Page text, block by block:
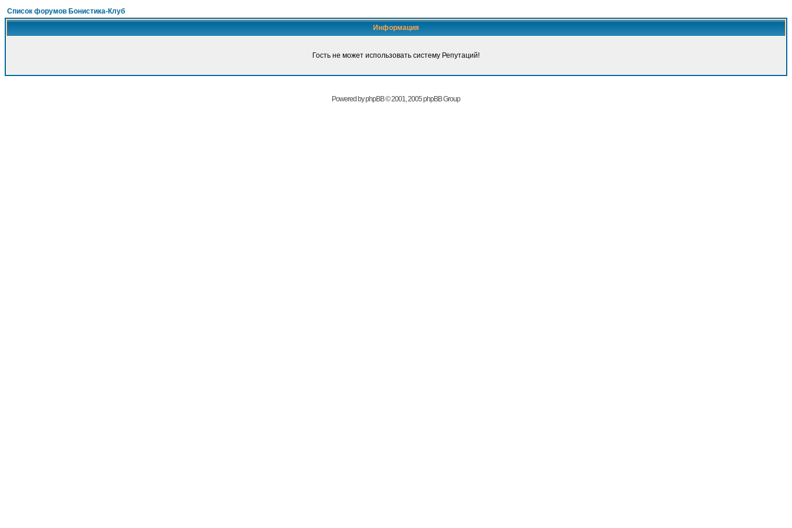
Список форумов Бонистика-Клуб
Информация
Гость не может использовать систему Репутаций!
Powered byphpBB© 2001, 2005 phpBB Group